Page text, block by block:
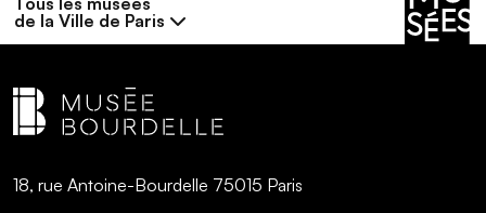
de la Ville de Paris
18, rue Antoine-Bourdelle 75015 Paris